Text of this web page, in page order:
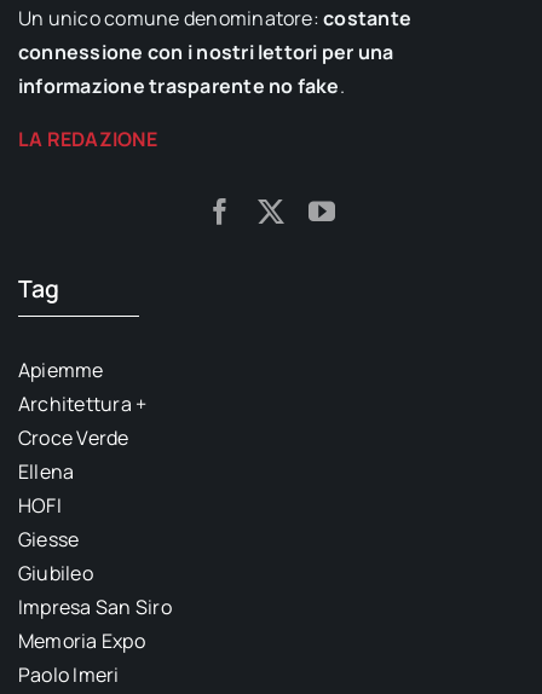
Un unico comune denominatore:costante
connessione con i nostri lettori per una
informazione trasparente no fake.
LA REDAZIONE
Tag
Apiemme
Architettura +
Croce Verde
Ellena
HOFI
Giesse
Giubileo
Impresa San Siro
Memoria Expo
Paolo Imeri